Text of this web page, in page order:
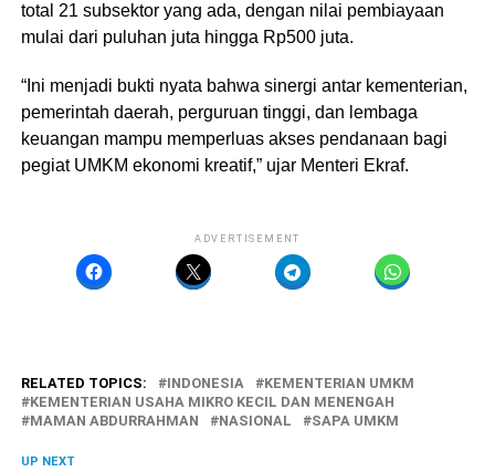
total 21 subsektor yang ada, dengan nilai pembiayaan
mulai dari puluhan juta hingga Rp500 juta.
“Ini menjadi bukti nyata bahwa sinergi antar kementerian,
pemerintah daerah, perguruan tinggi, dan lembaga
keuangan mampu memperluas akses pendanaan bagi
pegiat UMKM ekonomi kreatif,” ujar Menteri Ekraf.
ADVERTISEMENT
RELATED TOPICS: INDONESIA
KEMENTERIAN UMKM
KEMENTERIAN USAHA MIKRO KECIL DAN MENENGAH
MAMAN ABDURRAHMAN
NASIONAL SAPA UMKM
UP NEXT